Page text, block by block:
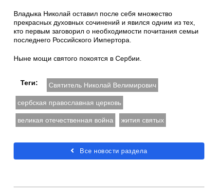
Владыка Николай оставил после себя множество
прекрасных духовных сочинений и явился одним из тех,
кто первым заговорил о необходимости почитания семьи
последнего Российского Импертора.
Ныне мощи святого покоятся в Сербии.
Теги: Святитель Николай Велимирович
сербская православная церковь
великая отечественная война жития святых
Все новости раздела